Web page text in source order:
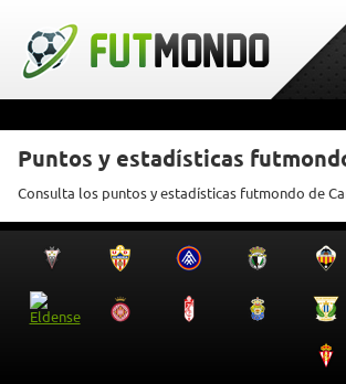
Puntos y estadísticas
Consulta los puntos y estadísticas futmondo de